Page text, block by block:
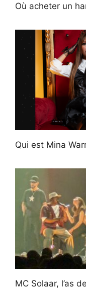
Où acheter un
Qui est Mina
MC Solaar, l’as